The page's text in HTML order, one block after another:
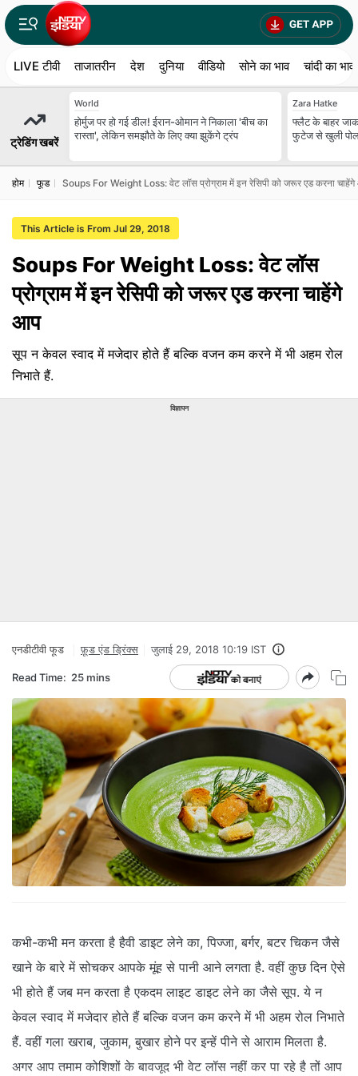
LIVE टीवी ताजातरीन देश दुनिया वीडियो सोने का भाव चांदी का भाव
ट्रेडिंग खबरें
World
होर्मुज पर हो गई डील! ईरान-ओमान ने निकाला 'बीच का
रास्ता', लेकिन समझौते के लिए क्या झुकेंगे ट्रंप
Zara Hatke
फ्लैट के बाहर
फुटेज से खुली
होम फूड Soups For Weight Loss: वेट लॉस प्रोग्राम में इन रेसिपी को जरूर एड करना
This Article is From Jul 29, 2018
Soups For Weight Loss: वेट लॉस
प्रोग्राम में इन रेसिपी को जरूर एड करना चाहेंगे
आप
सूप न केवल स्‍वाद में मजेदार होते हैं बल्कि वजन कम करने में भी अहम रोल
निभाते हैं.
विज्ञापन
एनडीटीवी फूड फ़ूड एंड ड्रिंक्स जुलाई 29, 2018 10:19 IST
Read Time: 25 mins
कभी-कभी मन करता है हैवी डाइट लेने का, पिज्‍जा, बर्गर, बटर चिकन जैसे
खाने के बारे में सोचकर आपके मूंह से पानी आने लगता है. वहीं कुछ दिन ऐसे
भी होते हैं जब मन करता है एकदम लाइट डाइट लेने का जैसे सूप. ये न
केवल स्‍वाद में मजेदार होते हैं बल्कि वजन कम करने में भी अहम रोल निभाते
हैं. वहीं गला खराब, जुकाम, बुखार होने पर इन्‍हें पीने से आराम मिलता है.
अगर आप तमाम कोशिशों के बावजूद भी वेट लॉस नहीं कर पा रहे है तों आप